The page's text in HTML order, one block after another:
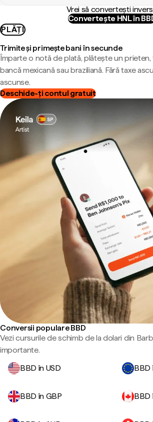
Vrei să convertești
Convertește HNL în
PLĂȚI
Trimite și primește bani în secunde
Împarte o notă de plată, plătește un
bancă mexicană sau braziliană. Fără taxe
ascunse.
Deschide-ți contul gratuit
Conversii populare BBD
Vezi cursurile de schimb de la dolari din
importante.
BBD în USD
BBD
BBD în GBP BBD